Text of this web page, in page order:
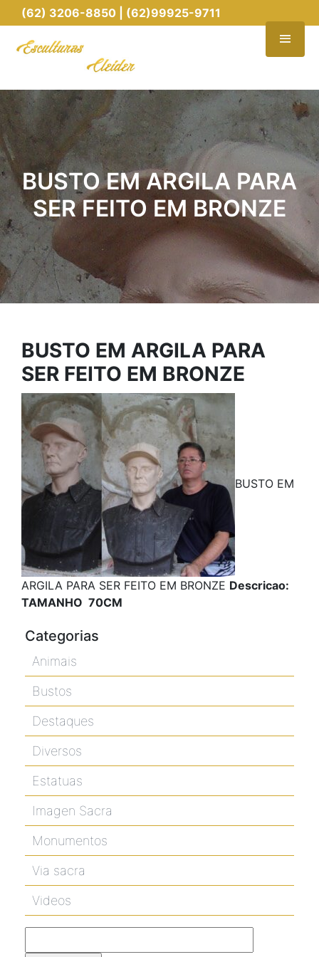
(62) 3206-8850 | (62)99925-9711
BUSTO EM ARGILA PARA
SER FEITO EM BRONZE
BUSTO EM ARGILA PARA
SER FEITO EM BRONZE
BUSTO EM
ARGILA PARA SER FEITO EM BRONZE Descricao:
TAMANHO 70CM
Categorias
Animais
Bustos
Destaques
Diversos
Estatuas
Imagen Sacra
Monumentos
Via sacra
Videos